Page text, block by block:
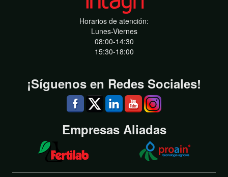
Horarios de atención:
Lunes-Viernes
08:00-14:30
15:30-18:00
¡Síguenos en Redes Sociales!
Empresas Aliadas